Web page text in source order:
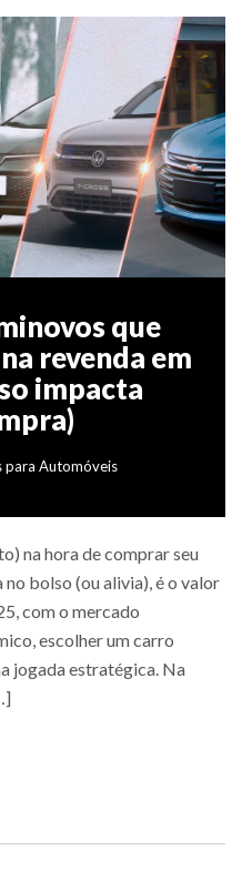
que
revenda em
impacta
para Automóveis
na hora de comprar seu
no bolso (ou alivia), é o valor
com o mercado
escolher um carro
jogada estratégica. Na